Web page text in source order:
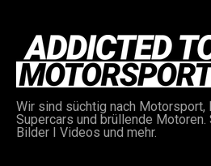
Wir sind süchtig nach Motorsport,
Supercars und brüllende
Bilder I Videos und mehr.